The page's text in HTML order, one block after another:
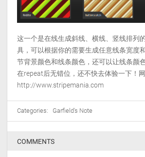
这一个是在线生成斜线、横线、竖线排列
具，可以根据你的需要生成任意线条宽度
节背景颜色和线条颜色，还可以让线条颜
在repeat后无错位，还不快去体验一下！网
http://www.stripemania.com
Categories: Garfield's Note
COMMENTS